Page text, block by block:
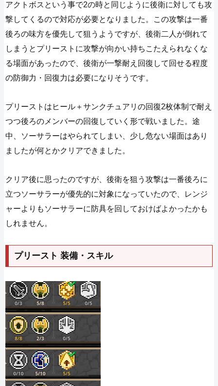
アクトボスという事で2の時と同じように後衛に対しても攻
撃してくるので対応が必要となりました。この攻撃は一番
後ろの味方を優先して狙うようですが、後衛二人が倒れて
しまうとプリーストに攻撃が向かい持ちこたえられなくな
る場面があったので、後衛が一撃耐え回復して回せる程度
の防御力・回復力は必要になりそうです。
プリーストはヒール＋サンクチュアリの回復2枚体制で耐え
つつ後ろのメンバーの回復していく形で戦いました。途
中、ソーサラーはやられてしまい、少し危ない場面はあり
ましたが何とかクリアできました。
クリア後に思ったのですが、後衛を狙う攻撃は一番後ろに
立つソーサラーが優先的に対象になっていたので、レンジ
ャーよりもソーサラーに防具を回しておけばよかったかも
しれません。
プリースト 装備・スキル